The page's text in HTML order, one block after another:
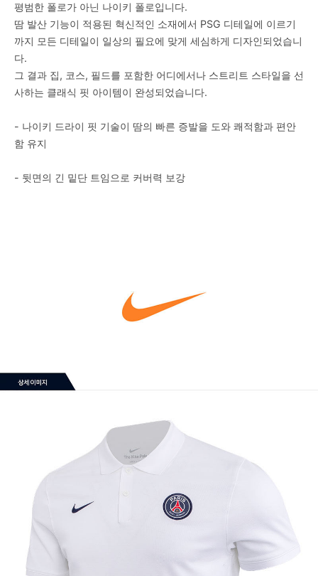
평범한 폴로가 아닌 나이키 폴로입니다.
땀 발산 기능이 적용된 혁신적인 소재에서 PSG 디테일에 이르기
까지 모든 디테일이 일상의 필요에 맞게 세심하게 디자인되었습니
다.
그 결과 집, 코스, 필드를 포함한 어디에서나 스트리트 스타일을 선
사하는 클래식 핏 아이템이 완성되었습니다.
- 나이키 드라이 핏 기술이 땀의 빠른 증발을 도와 쾌적함과 편안
함 유지
- 뒷면의 긴 밑단 트임으로 커버력 보강